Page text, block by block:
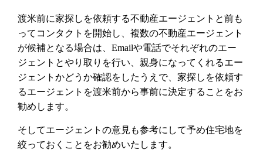
渡米前に家探しを依頼する不動産エージェントと前も
ってコンタクトを開始し、複数の不動産エージェント
が候補となる場合は、Emailや電話でそれぞれのエー
ジェントとやり取りを行い、親身になってくれるエー
ジェントかどうか確認をしたうえで、家探しを依頼す
るエージェントを渡米前から事前に決定することをお
勧めします。
そしてエージェントの意見も参考にして予め住宅地を
絞っておくことをお勧めいたします。